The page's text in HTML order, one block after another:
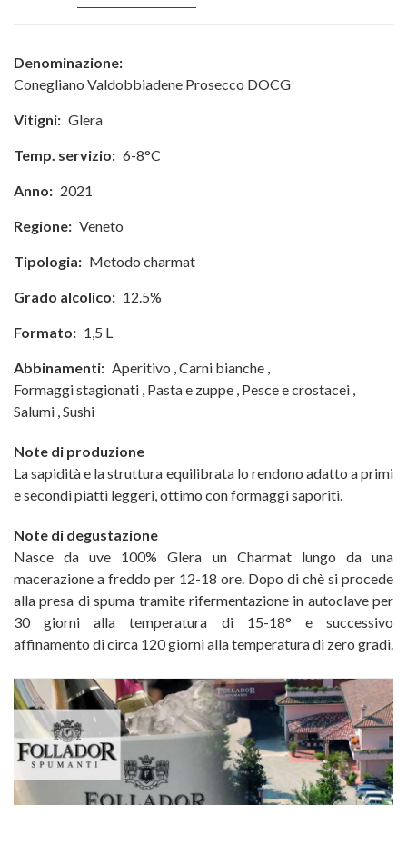
Denominazione:
Conegliano Valdobbiadene Prosecco DOCG
Vitigni: Glera
Temp. servizio: 6-8°C
Anno: 2021
Regione: Veneto
Tipologia: Metodo charmat
Grado alcolico: 12.5%
Formato: 1,5 L
Abbinamenti: Aperitivo ,Carni bianche ,
Formaggi stagionati , Pasta e zuppe , Pesce e crostacei ,
Salumi ,Sushi
Note di produzione
La sapidità e la struttura equilibrata lo rendono adatto a primi
e secondi piatti leggeri, ottimo con formaggi saporiti.
Note di degustazione
Nasce da uve 100% Glera un Charmat lungo da una
macerazione a freddo per 12-18 ore. Dopo di chè si procede
alla presa di spuma tramite rifermentazione in autoclave per
30 giorni alla temperatura di 15-18° e successivo
affinamento di circa 120 giorni alla temperatura di zero gradi.